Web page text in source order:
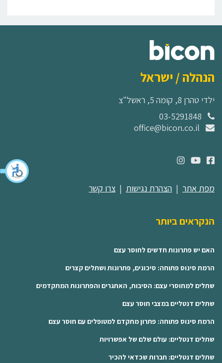
הנהלה / ישראל
ילדי טהרן 8, קומה 5, ראשל"צ
מפת אתר | הצהרת נגישות | צרו קשר
הנקראים ביותר
האם יש פתרונות חדשים לחוסר עצם
הרמת סינוס פתוחה: סיכונים, פתרונות ושתלים קצרים
שתלים למחוסרי עצם: הסיבות, האתגרים והפתרונות המתקדמים
שתלים דנטליים במצבי חוסר עצם
הרמת סינוס פתוחה: פתרון מתקדם למטופלים עם חוסר עצם
שתלים דנטליים: עולם שלם של אפשרויות
שתלים דנטליים: חברות שכדאי להכיר